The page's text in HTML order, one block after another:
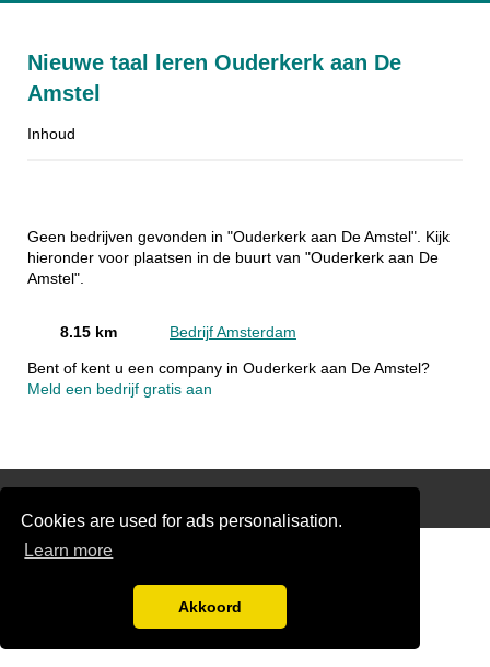
Cookies are used for ads personalisation.
Learn more
Akkoord
Nieuwe taal leren Ouderkerk aan De
Amstel
Inhoud
Geen bedrijven gevonden in "Ouderkerk aan De Amstel". Kijk
hieronder voor plaatsen in de buurt van "Ouderkerk aan De
Amstel".
8.15 km Bedrijf Amsterdam
Bent of kent u een company in Ouderkerk aan De Amstel?
Meld een bedrijf gratis aan